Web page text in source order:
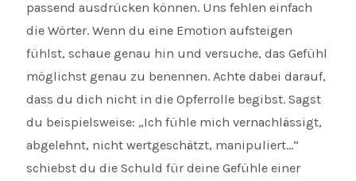
passend ausdrücken können. Uns fehlen einfach
die Wörter. Wenn du eine Emotion aufsteigen
fühlst, schaue genau hin und versuche, das Gefühl
möglichst genau zu benennen. Achte dabei darauf,
dass du dich nicht in die Opferrolle begibst. Sagst
du beispielsweise: „Ich fühle mich vernachlässigt,
abgelehnt, nicht wertgeschätzt, manipuliert…“
schiebst du die Schuld für deine Gefühle einer